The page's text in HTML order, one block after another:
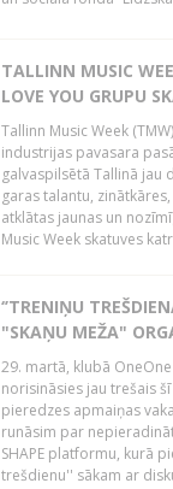
TALLINN MUSIC
LOVE YOU GRUPU
Tallinn Music Week
industrijas pavasara
galvaspilsētā Tallinā jau
garas talantu,
atklātas jaunas un
Music Week skatuves
‘’TRENIŅU
"SKAŅU MEŽA"
29. martā, klubā
norisināsies jau trešais
pieredzes apmaiņas
runāsim par
SHAPE platformu, kurā
trešdienu'' sākam ar